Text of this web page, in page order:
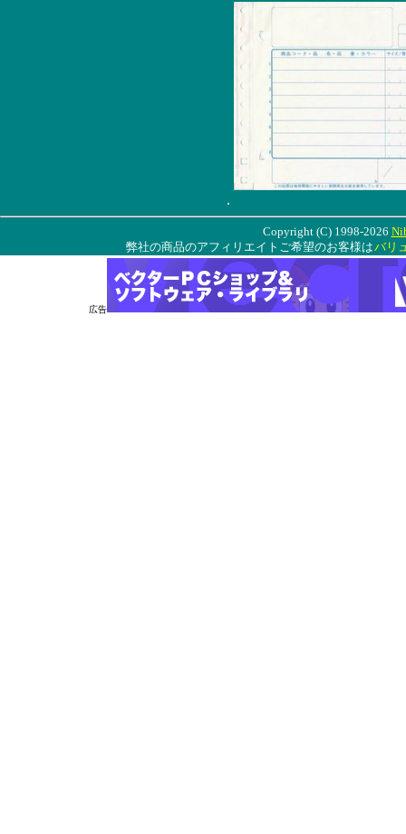
.
Copyright (C) 1998-2026
弊社の商品のアフィリエイトご希望のお客様はバリ
広告